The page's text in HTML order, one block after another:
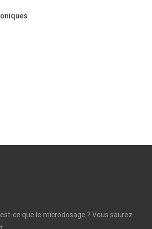
ce que le microdosage ? Vous saurez